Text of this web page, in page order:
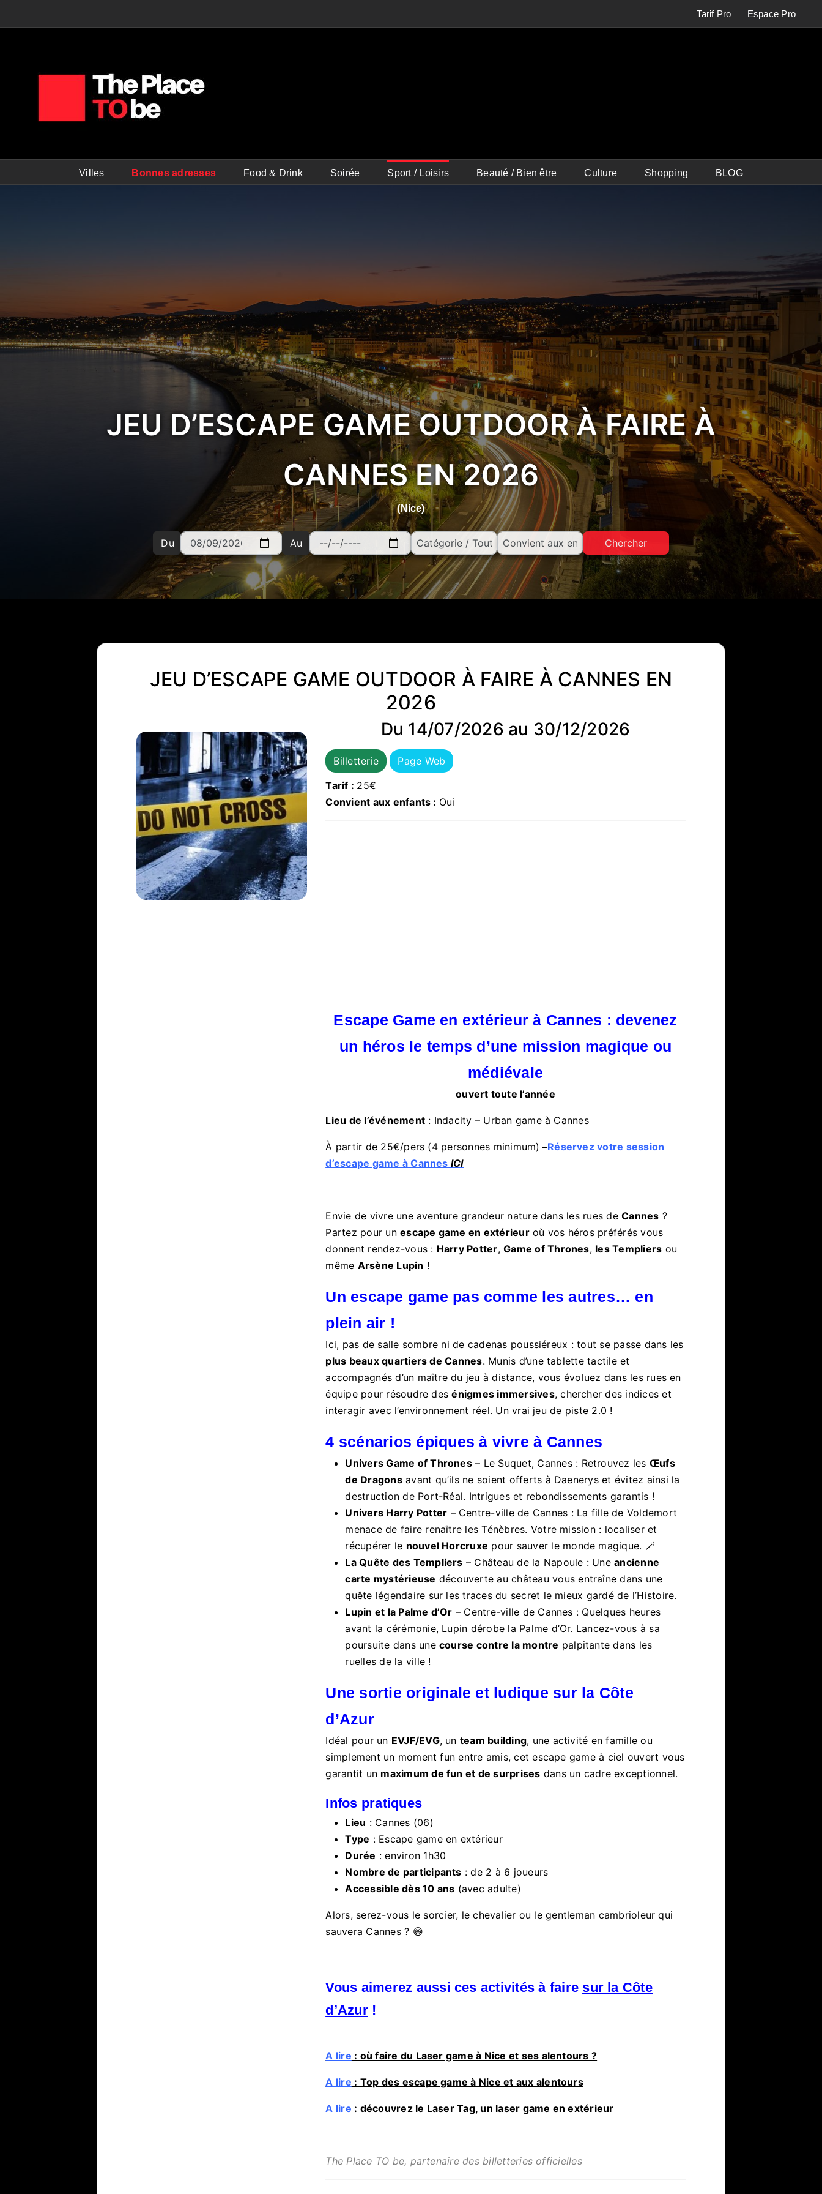
Tarif Pro Espace Pro
Villes Bonnes adresses Food & Drink Soirée Sport / Loisirs Beauté / Bien être Culture Shopping BLOG
JEU D’ESCAPE GAME OUTDOOR À FAIRE À
CANNES EN 2026
(Nice)
Du Au Chercher
JEU D’ESCAPE GAME OUTDOOR À FAIRE À CANNES EN
2026
Du 14/07/2026 au 30/12/2026
Billetterie
Page Web
Tarif : 25€
Convient aux enfants : Oui
Escape Game en extérieur à Cannes : devenez
un héros le temps d’une mission magique ou
médiévale
ouvert toute l’année
Lieu de l’événement : Indacity – Urban game à Cannes
À partir de 25€/pers (4 personnes minimum) –Réservez votre session
d’escape game à Cannes ICI
Envie de vivre une aventure grandeur nature dans les rues deCannes ?
Partez pour unescape game en extérieuroù vos héros préférés vous
donnent rendez-vous : Harry Potter,Game of Thrones, les Templiers ou
même Arsène Lupin !
Un escape game pas comme les autres… en
plein air !
Ici, pas de salle sombre ni de cadenas poussiéreux : tout se passe dans les
plus beaux quartiers de Cannes. Munis d’une tablette tactile et
accompagnés d’un maître du jeu à distance, vous évoluez dans les rues en
équipe pour résoudre desénigmes immersives, chercher des indices et
interagir avec l’environnement réel. Un vrai jeu de piste 2.0 !
4 scénarios épiques à vivre à Cannes
Univers Game of Thrones– Le Suquet, Cannes : Retrouvez les Œufs
de Dragonsavant qu’ils ne soient offerts à Daenerys et évitez ainsi la
destruction de Port-Réal. Intrigues et rebondissements garantis !
Univers Harry Potter – Centre-ville de Cannes : La fille de Voldemort
menace de faire renaître les Ténèbres. Votre mission : localiser et
récupérer le nouvel Horcruxe pour sauver le monde magique. 🪄
La Quête des Templiers – Château de la Napoule : Uneancienne
carte mystérieuse découverte au château vous entraîne dans une
quête légendaire sur les traces du secret le mieux gardé de l’Histoire.
Lupin et la Palme d’Or – Centre-ville de Cannes : Quelques heures
avant la cérémonie, Lupin dérobe la Palme d’Or. Lancez-vous à sa
poursuite dans unecourse contre la montre palpitante dans les
ruelles de la ville !
Une sortie originale et ludique sur la Côte
d’Azur
Idéal pour un EVJF/EVG, un team building, une activité en famille ou
simplement un moment fun entre amis, cet escape game à ciel ouvert vous
garantit un maximum de fun et de surprises dans un cadre exceptionnel.
Infos pratiques
Lieu : Cannes (06)
Type : Escape game en extérieur
Durée : environ 1h30
Nombre de participants : de 2 à 6 joueurs
Accessible dès 10 ans (avec adulte)
Alors, serez-vous le sorcier, le chevalier ou le gentleman cambrioleur qui
sauvera Cannes ? 😄
Vous aimerez aussi ces activités à faire sur la Côte
d’Azur!
A lire : où faire du Laser game à Nice et ses alentours ?
A lire : Top des escape game à Nice et aux alentours
A lire : découvrez le Laser Tag, un laser game en extérieur
The Place TO be, partenaire des billetteries officielles